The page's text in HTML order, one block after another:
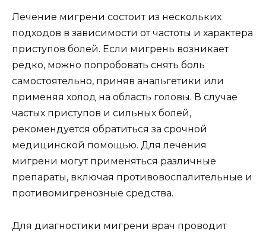
Лечение мигрени состоит из нескольких
подходов в зависимости от частоты и характера
приступов болей. Если мигрень возникает
редко, можно попробовать снять боль
самостоятельно, приняв анальгетики или
применяя холод на область головы. В случае
частых приступов и сильных болей,
рекомендуется обратиться за срочной
медицинской помощью. Для лечения
мигрени могут применяться различные
препараты, включая противовоспалительные и
противомигренозные средства.
Для диагностики мигрени врач проводит